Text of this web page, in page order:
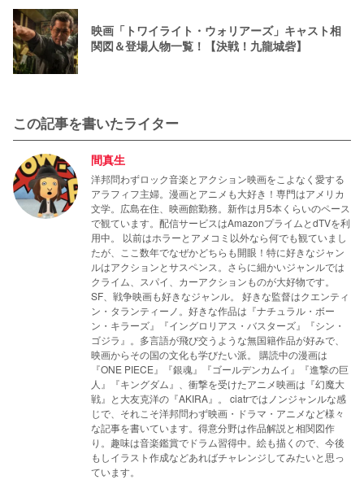
映画「トワイライト・ウォリアーズ」キャスト相
関図＆登場人物一覧！【決戦！九龍城砦】
この記事を書いたライター
間真生
洋邦問わずロック音楽とアクション映画をこよなく愛する
アラフィフ主婦。漫画とアニメも大好き！専門はアメリカ
文学。広島在住、映画館勤務。新作は月5本くらいのペース
で観ています。配信サービスはAmazonプライムとdTVを利
用中。 以前はホラーとアメコミ以外なら何でも観ていまし
たが、ここ数年でなぜかどちらも開眼！特に好きなジャン
ルはアクションとサスペンス。さらに細かいジャンルでは
クライム、スパイ、カーアクションものが大好物です。
SF、戦争映画も好きなジャンル。 好きな監督はクエンティ
ン・タランティーノ。好きな作品は『ナチュラル・ボー
ン・キラーズ』『イングロリアス・バスターズ』『シン・
ゴジラ』。多言語が飛び交うような無国籍作品が好みで、
映画からその国の文化も学びたい派。 購読中の漫画は
『ONE PIECE』『銀魂』『ゴールデンカムイ』『進撃の巨
人』『キングダム』、衝撃を受けたアニメ映画は『幻魔大
戦』と大友克洋の『AKIRA』。 ciatrではノンジャンルな感
じで、それこそ洋邦問わず映画・ドラマ・アニメなど様々
な記事を書いています。得意分野は作品解説と相関図作
り。趣味は音楽鑑賞でドラム習得中。絵も描くので、今後
もしイラスト作成などあればチャレンジしてみたいと思っ
ています。